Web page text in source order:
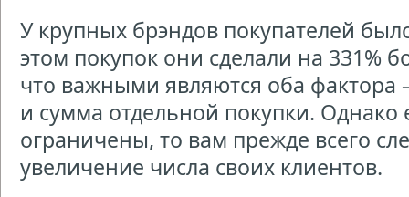
У крупных брэндов покупателей
этом покупок они сделали на 331%
что важными являются оба фактора
и сумма отдельной покупки.
ограничены, то вам прежде всего
увеличение числа своих клиентов.